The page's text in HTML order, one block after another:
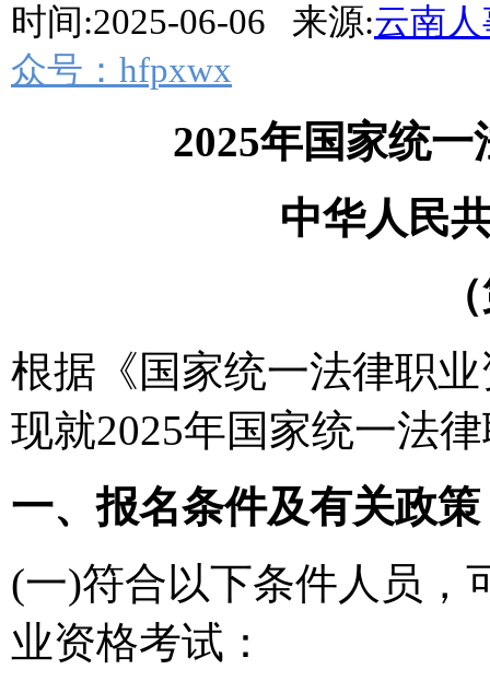
时间:2025-06-06 来源:云南
众号：hfpxwx
2025年国家统
中华人民
根据《国家统一法律职
现就2025年国家统一法
一、报名条件及有关政策
(一)符合以下条件人员，
业资格考试：